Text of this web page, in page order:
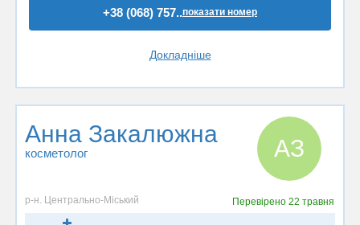
+38 (068) 757..показати номер
Докладніше
Анна Закалюжна
косметолог АЗ
р-н. Центрально-Міський Перевірено22 травня